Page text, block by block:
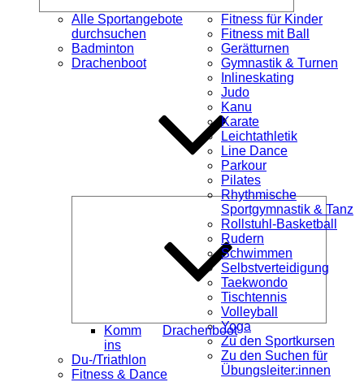
Alle Sportangebote
durchsuchen
Badminton
Drachenboot
öffnen
Komm
ins
Drachenboot
Du-/Triathlon
Fitness & Dance
Fitness für Kinder
Fitness mit Ball
Gerätturnen
Gymnastik & Turnen
Inlineskating
Judo
Kanu
Karate
Leichtathletik
Line Dance
Parkour
Pilates
Rhythmische
Sportgymnastik & Tanz
Rollstuhl-Basketball
Rudern
Schwimmen
Selbstverteidigung
Taekwondo
Tischtennis
Volleyball
Yoga
Zu den Sportkursen
Zu den Suchen für
Übungsleiter:innen